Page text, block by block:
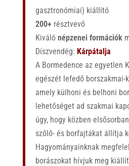
gasztronómiai) kiállító
200+ résztvevő
Kiváló népzenei formációk
Díszvendég: Kárpátalja
A Bormedence az egyetlen
egészét lefedő borszakmai-
amely külhoni és belhoni
lehetőséget ad szakmai
úgy, hogy közben
szőlő- és borfajtákat állítja
Hagyományainknak
borászokat hívjuk meg